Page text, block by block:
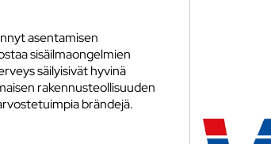
asentamisen
sisäilmaongelmien
säilyisivät hyvinä
rakennusteollisuuden
brändejä.